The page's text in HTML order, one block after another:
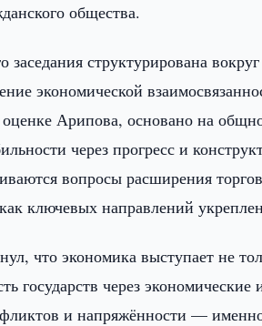
общества.
заседания структурирована
экономической
Арипова, основано на
через прогресс и
вопросы расширения
ключевых направлений
что экономика выступает не
государств через
и напряжённости —